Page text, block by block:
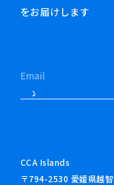
をお届けします
CCA Islands
〒794-2530 愛媛県越